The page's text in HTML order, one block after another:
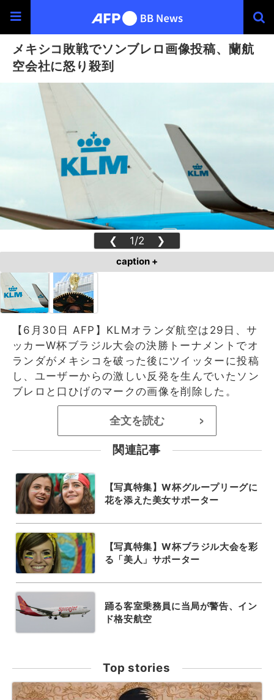
メキシコ敗戦でソンブレロ画像投稿、蘭航
空会社に怒り殺到
❮ 1/2 ❯
caption +
【6月30日 AFP】KLMオランダ航空は29日、サ
ッカーW杯ブラジル大会の決勝トーナメントでオ
ランダがメキシコを破った後にツイッターに投稿
し、ユーザーからの激しい反発を生んでいたソン
ブレロと口ひげのマークの画像を削除した。
全文を読む >
関連記事
【写真特集】W杯グループリーグに
花を添えた美女サポーター
【写真特集】W杯ブラジル大会を彩
る「美人」サポーター
踊る客室乗務員に当局が警告、イン
ド格安航空
Top stories